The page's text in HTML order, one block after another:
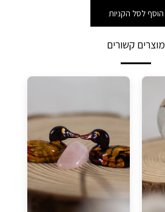
הוסף לסל הקניות
מוצרים קשורים